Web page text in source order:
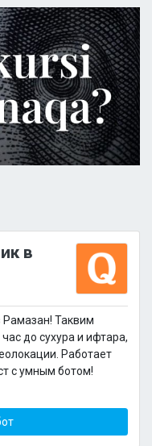
в
Таквим
до сухура и ифтара,
Работает
с умным ботом!